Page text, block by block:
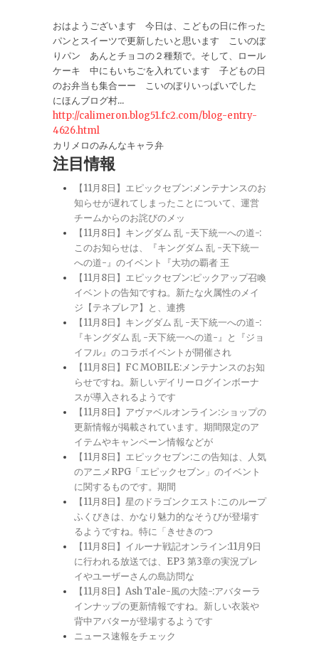
おはようございます 今日は、こどもの日に作った
パンとスイーツで更新したいと思います こいのぼ
りパン あんとチョコの２種類で。そして、ロール
ケーキ 中にもいちごを入れています 子どもの日
のお弁当も集合ーー こいのぼりいっぱいでした
にほんブログ村...
http://calimeron.blog51.fc2.com/blog-entry-
4626.html
カリメロのみんなキャラ弁
注目情報
【11月8日】エピックセブン:メンテナンスのお
知らせが遅れてしまったことについて、運営
チームからのお詫びのメッ
【11月8日】キングダム 乱 -天下統一への道-:
このお知らせは、『キングダム 乱 -天下統一
への道-』のイベント『大功の覇者 王
【11月8日】エピックセブン:ピックアップ召喚
イベントの告知ですね。新たな火属性のメイ
ジ【テネブレア】と、連携
【11月8日】キングダム 乱 -天下統一への道-:
『キングダム 乱 -天下統一への道-』と『ジョ
イフル』のコラボイベントが開催され
【11月8日】FC MOBILE:メンテナンスのお知
らせですね。新しいデイリーログインボーナ
スが導入されるようです
【11月8日】アヴァベルオンライン:ショップの
更新情報が掲載されています。期間限定のア
イテムやキャンペーン情報などが
【11月8日】エピックセブン:この告知は、人気
のアニメRPG「エピックセブン」のイベント
に関するものです。期間
【11月8日】星のドラゴンクエスト:このループ
ふくびきは、かなり魅力的なそうびが登場す
るようですね。特に「きせきのつ
【11月8日】イルーナ戦記オンライン:11月9日
に行われる放送では、EP3 第3章の実況プレ
イやユーザーさんの島訪問な
【11月8日】Ash Tale-風の大陸-:アバターラ
インナップの更新情報ですね。新しい衣装や
背中アバターが登場するようです
ニュース速報をチェック